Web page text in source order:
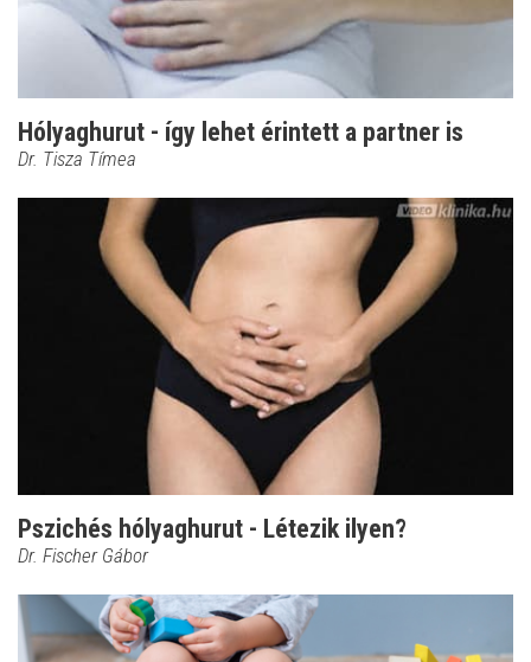
Hólyaghurut - így lehet érintett a partner is
Dr. Tisza Tímea
Pszichés hólyaghurut - Létezik ilyen?
Dr. Fischer Gábor